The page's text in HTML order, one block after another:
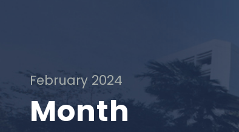
February 2024
Month